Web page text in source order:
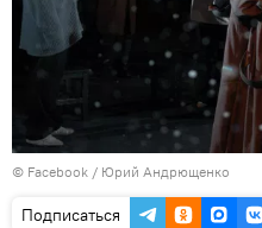
© Facebook / Юрий Андрющенко
Подписаться